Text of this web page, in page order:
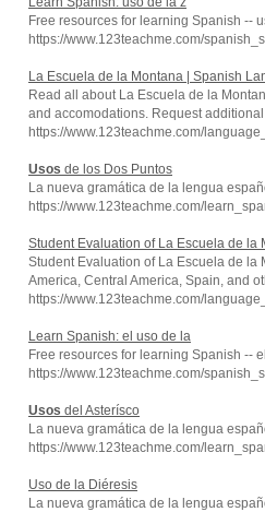
Free resources for learning Spanish --
https://www.123teachme.com/
La Escuela de la Montana | Spanish
Read all about La Escuela de la
and accomodations. Request
https://www.123teachme.com/
Usos de los Dos Puntos
La nueva gramática de la lengua
https://www.123teachme.com/
Student Evaluation of La Escuela de la
Student Evaluation of La Escuela de
America, Central America, Spain, and
https://www.123teachme.com/
Learn Spanish: el uso de la
Free resources for learning Spanish --
https://www.123teachme.com/
Usos del Asterísco
La nueva gramática de la lengua
https://www.123teachme.com/
Uso de la Diéresis
La nueva gramática de la lengua